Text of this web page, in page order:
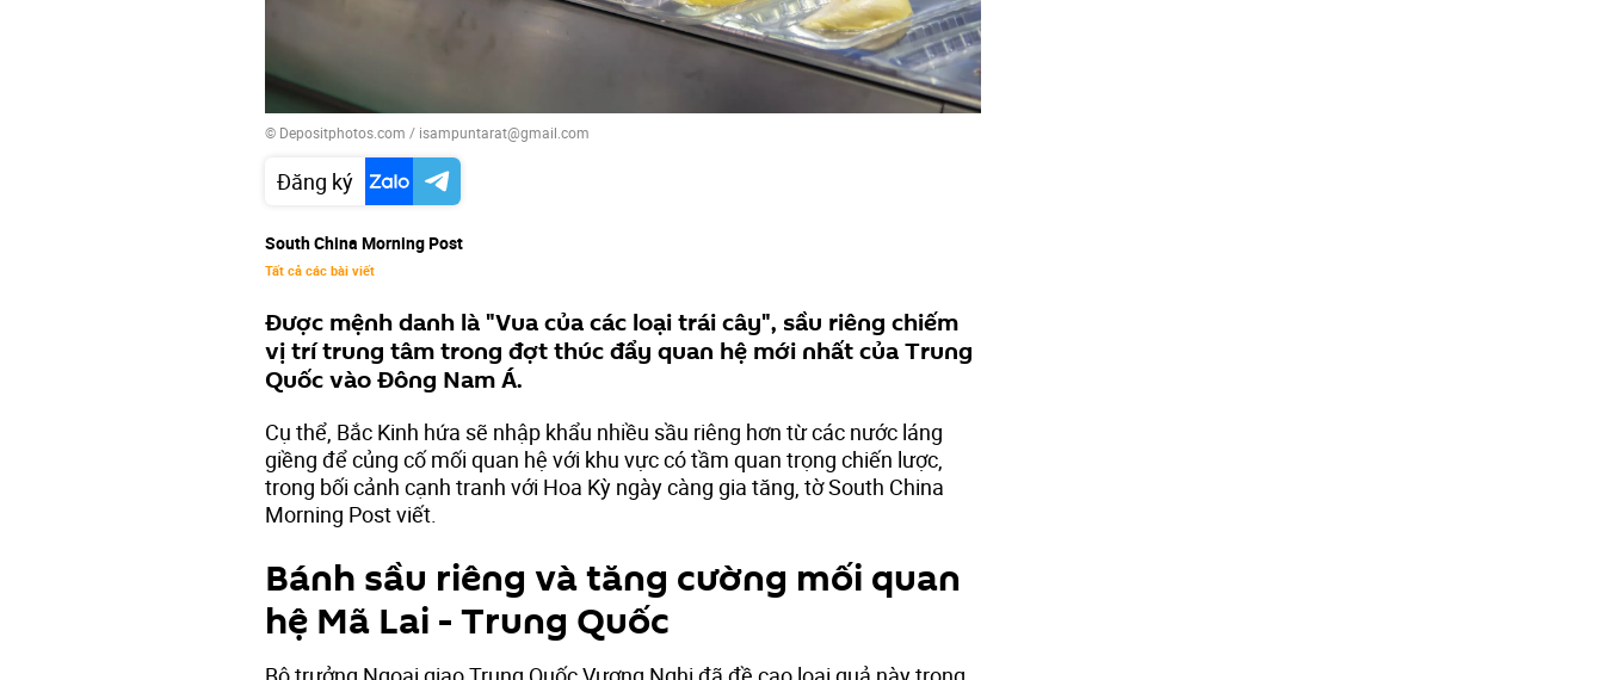
© Depositphotos.com / isampuntarat@gmail.com
Đăng ký
South China Morning Post
Tất cả các bài viết
Được mệnh danh là "Vua của các loại trái cây", sầu riêng chiếm
vị trí trung tâm trong đợt thúc đẩy quan hệ mới nhất của Trung
Quốc vào Đông Nam Á.
Cụ thể, Bắc Kinh hứa sẽ nhập khẩu nhiều sầu riêng hơn từ các nước láng
giềng để củng cố mối quan hệ với khu vực có tầm quan trọng chiến lược,
trong bối cảnh cạnh tranh với Hoa Kỳ ngày càng gia tăng, tờ South China
Morning Post viết.
Bánh sầu riêng và tăng cường mối quan
hệ Mã Lai - Trung Quốc